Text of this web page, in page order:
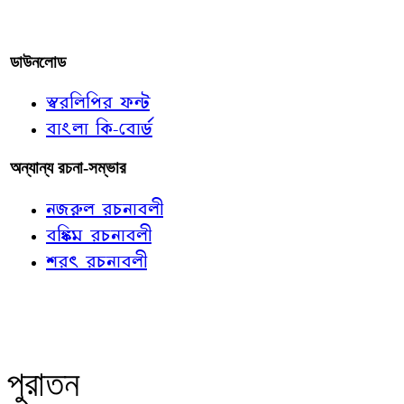
ডাউনলোড
স্বরলিপির ফন্ট
বাংলা কি-বোর্ড
অন্যান্য রচনা-সম্ভার
নজরুল রচনাবলী
বঙ্কিম রচনাবলী
শরৎ রচনাবলী
পুরাতন